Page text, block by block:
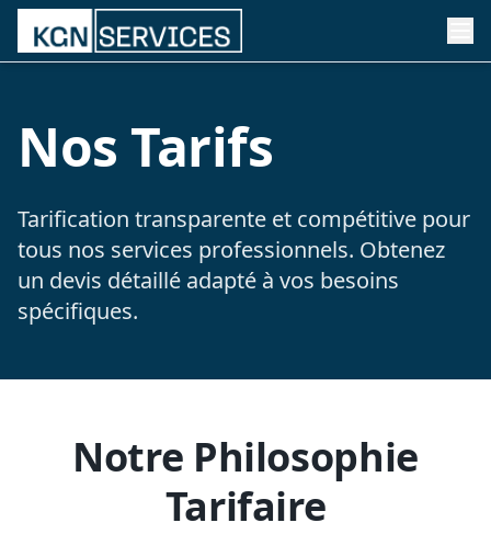
Nos Tarifs
Tarification transparente et compétitive pour
tous nos services professionnels. Obtenez
un devis détaillé adapté à vos besoins
spécifiques.
Notre Philosophie
Tarifaire